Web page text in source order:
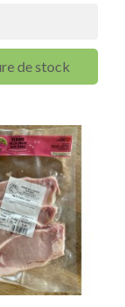
de stock